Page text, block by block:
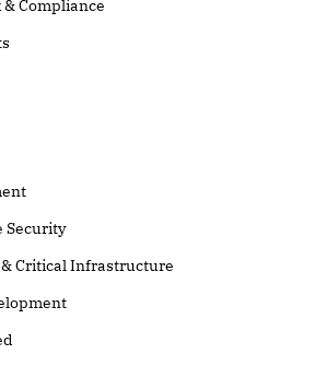
& Compliance
Security
Critical Infrastructure